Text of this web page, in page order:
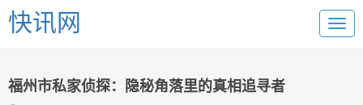
快讯网
福州市私家侦探：隐秘角落里的真相追寻者